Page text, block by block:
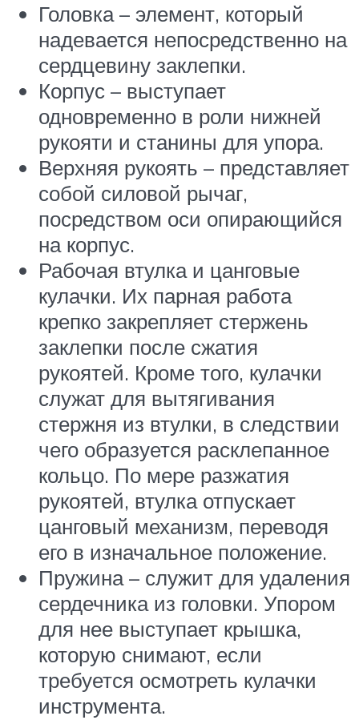
Головка – элемент, который
надевается непосредственно на
сердцевину заклепки.
Корпус – выступает
одновременно в роли нижней
рукояти и станины для упора.
Верхняя рукоять – представляет
собой силовой рычаг,
посредством оси опирающийся
на корпус.
Рабочая втулка и цанговые
кулачки. Их парная работа
крепко закрепляет стержень
заклепки после сжатия
рукоятей. Кроме того, кулачки
служат для вытягивания
стержня из втулки, в следствии
чего образуется расклепанное
кольцо. По мере разжатия
рукоятей, втулка отпускает
цанговый механизм, переводя
его в изначальное положение.
Пружина – служит для удаления
сердечника из головки. Упором
для нее выступает крышка,
которую снимают, если
требуется осмотреть кулачки
инструмента.